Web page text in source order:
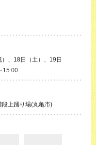
、18日（土）、19日
15:00
上踊り場(丸亀市)